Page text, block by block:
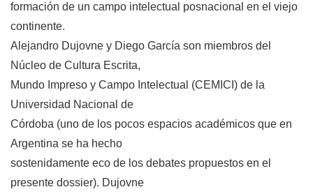
formación de un campo intelectual posnacional en el viejo
continente.
Alejandro Dujovne y Diego García son miembros del
Núcleo de Cultura Escrita,
Mundo Impreso y Campo Intelectual (CEMICI) de la
Universidad Nacional de
Córdoba (uno de los pocos espacios académicos que en
Argentina se ha hecho
sostenidamente eco de los debates propuestos en el
presente dossier). Dujovne